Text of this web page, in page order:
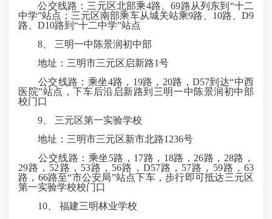
公交线路：三元区北部乘4路、69路从列东到“十二
中学”站点；三元区南部乘车从城关站乘9路、10路、D9
路、D10路到“十二中学”站点
8、 三明一中陈景润初中部
地址：三明市三元区启新路1号
公交线路：乘坐4路，19路，20路，D57到达“中西
医院”站点，下车后沿启新路到三明一中陈景润初中部
校门口
9、 三元区第一实验学校
地址：三明市三元区新市北路1236号
公交线路：乘坐5路，17路，18路，26路，28路，
29路，52路，53路，56路，D57路，57路，59路，63
路，66路至“市公安局”站点下车，步行即可抵达三元区
第一实验学校校门口
10、 福建三明林业学校